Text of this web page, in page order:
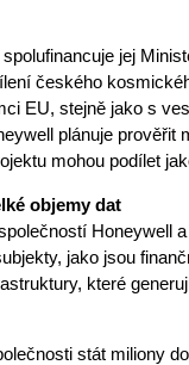
jej
českého
EU, stejně jako s
plánuje
mohou podílet
objemy dat
Honeywell
jako jsou
které
stát miliony